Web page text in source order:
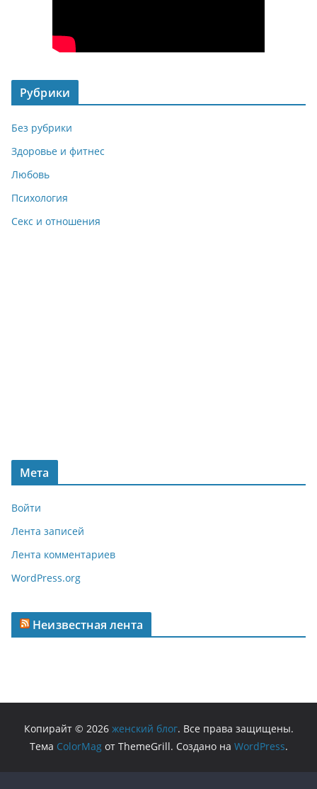
Рубрики
Без рубрики
Здоровье и фитнес
Любовь
Психология
Секс и отношения
Мета
Войти
Лента записей
Лента комментариев
WordPress.org
Неизвестная лента
Копирайт © 2026 женский блог. Все права защищены.
Тема ColorMagот ThemeGrill. Создано на WordPress.